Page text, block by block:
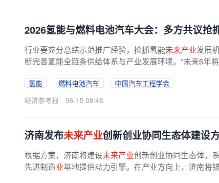
2026氢能与燃料电池汽车大会：多方共议抢
行业要充分总结示范推广经验，抢抓氢能未来产业发展
断完善氢能全链条供给体系与产业发展环境。“未来5年
氢能 燃料电池汽车
中国汽车工程学会
经济参考报
06-15 08:48
济南发布未来产业创新创业协同生态体建设
根据方案，济南将建设未来产业创新创业协同生态体，
先进制造业基地提供动力引擎。在产业方向上，济南将